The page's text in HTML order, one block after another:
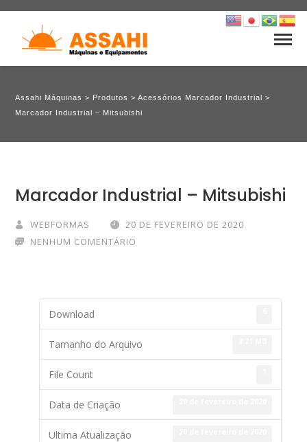
Assahi Máquinas > Produtos >Acessórios Marcador Industrial >
Marcador Industrial – Mitsubishi
Marcador Industrial – Mitsubishi
WEBFORMAS
20 DE FEVEREIRO DE 2020
NENHUM COMENTÁRIO
Download
Tamanho do Arquivo
File Count
Data de Criação
Ultima Atualização